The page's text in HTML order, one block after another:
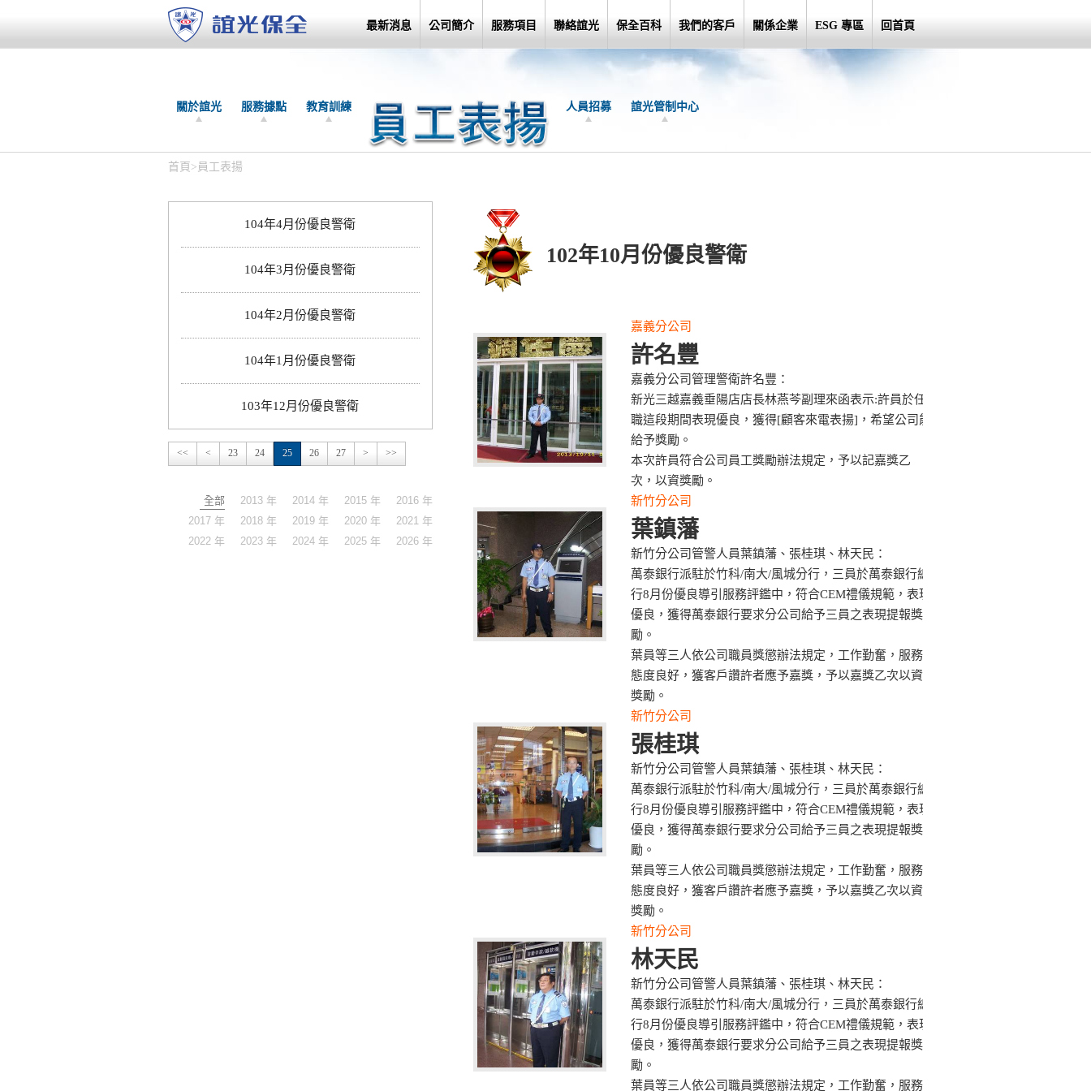
最新消息 公司簡介 服務項目 聯絡誼光 保全百科 我們的客戶 關係企業 ESG 專區 回首頁
關於誼光 服務據點 教育訓練 人員招募 誼光管制中心
首頁 > 員工表揚
104年4月份優良警衛
104年3月份優良警衛
104年2月份優良警衛
104年1月份優良警衛
103年12月份優良警衛
<< < 23 24 25 26 27 > >>
全部 2013 年 2014 年 2015 年
2016 年
2017 年
2018 年 2019 年 2020 年
2021 年
2022 年
2023 年 2024 年 2025 年 2026 年
102年10月份優良警衛
嘉義分公司
許名豐
嘉義分公司管理警衛許名豐：
新光三越嘉義垂陽店店長林燕芩副理來函表示:許員於任
職這段期間表現優良，獲得[顧客來電表揚]，希望公司能
給予獎勵。
本次許員符合公司員工獎勵辦法規定，予以記嘉獎乙
次，以資獎勵。
新竹分公司
葉鎮藩
新竹分公司管警人員葉鎮藩、張桂琪、林天民：
萬泰銀行派駐於竹科/南大/風城分行，三員於萬泰銀行總
行8月份優良導引服務評鑑中，符合CEM禮儀規範，表現
優良，獲得萬泰銀行要求分公司給予三員之表現提報獎
勵。
葉員等三人依公司職員獎懲辦法規定，工作勤奮，服務
態度良好，獲客戶讚許者應予嘉獎，予以嘉獎乙次以資
獎勵。
新竹分公司
張桂琪
新竹分公司管警人員葉鎮藩、張桂琪、林天民：
萬泰銀行派駐於竹科/南大/風城分行，三員於萬泰銀行總
行8月份優良導引服務評鑑中，符合CEM禮儀規範，表現
優良，獲得萬泰銀行要求分公司給予三員之表現提報獎
勵。
葉員等三人依公司職員獎懲辦法規定，工作勤奮，服務
態度良好，獲客戶讚許者應予嘉獎，予以嘉獎乙次以資
獎勵。
新竹分公司
林天民
新竹分公司管警人員葉鎮藩、張桂琪、林天民：
萬泰銀行派駐於竹科/南大/風城分行，三員於萬泰銀行總
行8月份優良導引服務評鑑中，符合CEM禮儀規範，表現
優良，獲得萬泰銀行要求分公司給予三員之表現提報獎
勵。
葉員等三人依公司職員獎懲辦法規定，工作勤奮，服務